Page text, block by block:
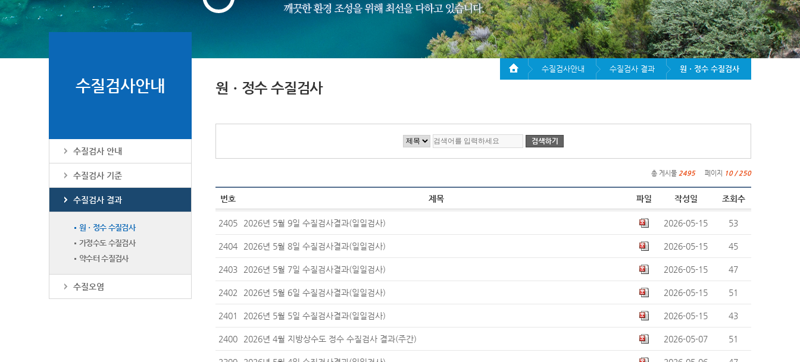
수질검사안내
수질검사 안내
수질검사 기준
수질검사 결과
원ㆍ정수 수질검사
가정수도 수질검사
약수터 수질검사
수질오염
원ㆍ정수 수질검사
수질검사안내 수질검사 결과 원ㆍ정수 수질검사
총 게시물 2495 페이지 10 / 250
번호 제목 파일 작성일 조회수
2405 2026년 5월 9일 수질검사결과(일일검사) 2026-05-15 53
2404 2026년 5월 8일 수질검사결과(일일검사) 2026-05-15 45
2403 2026년 5월 7일 수질검사결과(일일검사) 2026-05-15 47
2402 2026년 5월 6일 수질검사결과(일일검사) 2026-05-15 51
2401 2026년 5월 5일 수질검사결과(일일검사) 2026-05-15 43
2400 2026년 4월 지방상수도 정수 수질검사 결과(주간) 2026-05-07 51